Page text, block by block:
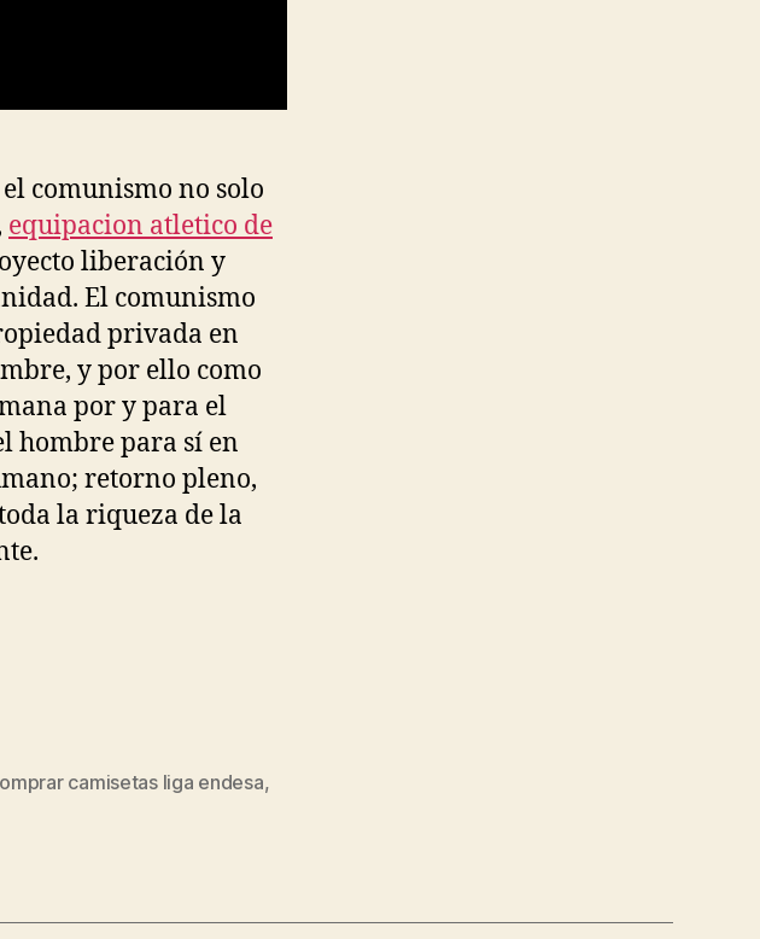
comunismo no solo
equipacion atletico de
liberación y
El comunismo
privada en
y por ello como
por y para el
hombre para sí en
retorno pleno,
la riqueza de la
camisetas liga endesa,